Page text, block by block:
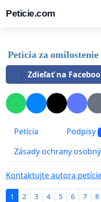
Peticie.com
Petìcia za
Zdieľať na
Petícia Podpisy
Zásady ochrany
Kontaktujte autora
1 2 3 4 5 6 7 8